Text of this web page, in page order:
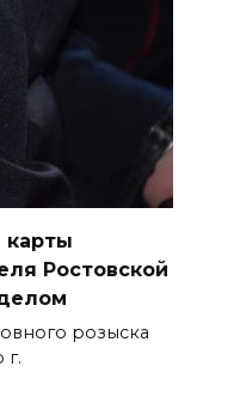
карты
Ростовской
розыска